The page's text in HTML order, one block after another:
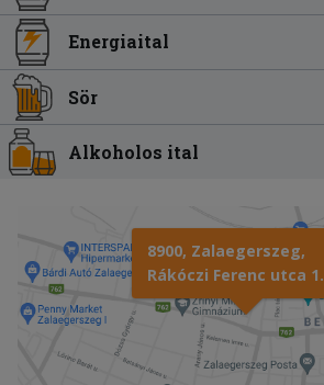
Energiaital
Sör
Alkoholos ital
8900, Zalaegerszeg,
Rákóczi Ferenc utca 1.